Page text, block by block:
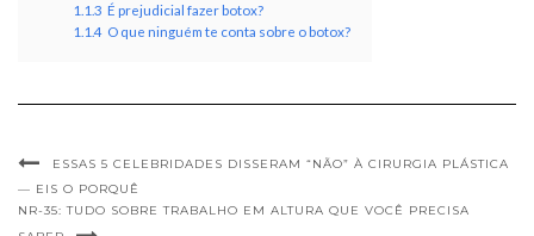
1.1.3 É prejudicial fazer botox?
1.1.4 O que ninguém te conta sobre o botox?
ESSAS 5 CELEBRIDADES DISSERAM “NÃO” À CIRURGIA PLÁSTICA
— EIS O PORQUÊ
NR-35: TUDO SOBRE TRABALHO EM ALTURA QUE VOCÊ PRECISA